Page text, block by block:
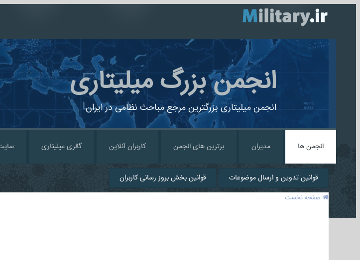
انجمن بزرگ میلیتاری
انجمن میلیتاری بزرگترین مرجع مباحث نظامی در ایران
انجمن ها مدیران برترین های انجمن کاربران آنلاین گالری میلیتاری
قوانین تدوین و ارسال موضوعات قوانین بخش بروز رسانی کاربران
صفحه نخست